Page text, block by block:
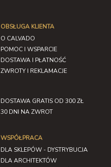
OBSŁUGA KLIENTA
O CALVADO
POMOC I WSPARCIE
DOSTAWA I PŁATNOŚĆ
ZWROTY I REKLAMACJE
DOSTAWA GRATIS OD 300 ZŁ
30 DNI NA ZWROT
WSPÓŁPRACA
DLA SKLEPÓW - DYSTRYBUCJA
DLA ARCHITEKTÓW